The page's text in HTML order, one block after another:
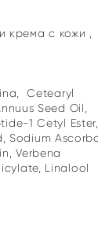
крема с кожи ,
Cetearyl
Seed Oil,
1 Cetyl Ester,
Sodium
Verbena
Linalool